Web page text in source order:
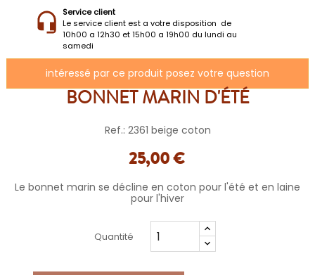
Service client
Le service client est a votre disposition de
10h00 a 12h30 et 15h00 a 19h00 du lundi au
samedi
intéressé par ce produit posez votre question
BONNET MARIN D'ÉTÉ
Ref.: 2361 beige coton
25,00 €
Le bonnet marin se décline en coton pour l'été et en laine
pour l'hiver
Quantité